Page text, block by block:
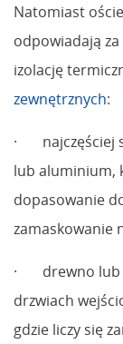
Natomiast
odpowiadają
izolację
zewnętrznych:
· najczęściej
lub aluminium,
dopasowanie
zamaskowanie
· drewno lub
drzwiach
gdzie liczy się